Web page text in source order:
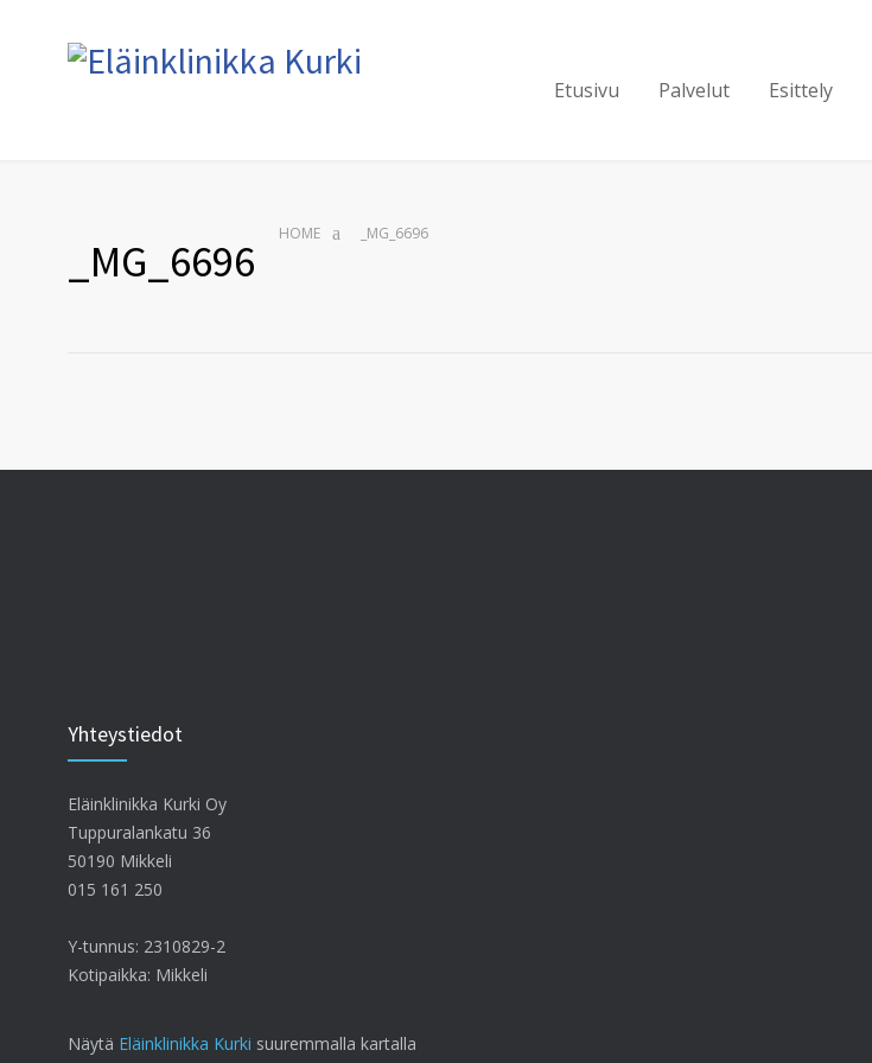
Etusivu Palvelut Esittely
_MG_6696
HOME _MG_6696
Yhteystiedot
Eläinklinikka Kurki Oy
Tuppuralankatu 36
50190 Mikkeli
015 161 250
Y-tunnus: 2310829-2
Kotipaikka: Mikkeli
Näytä Eläinklinikka Kurki suuremmalla kartalla